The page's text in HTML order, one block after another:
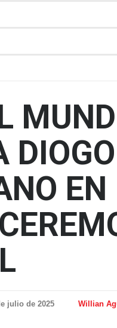
julio de 2025 Willian